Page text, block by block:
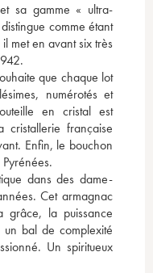
sa gamme « ultra-
comme étant
met en avant six très
que chaque lot
numérotés et
en cristal est
française
Enfin, le bouchon
dans des dame-
Cet armagnac
grâce, la puissance
bal de complexité
Un spiritueux